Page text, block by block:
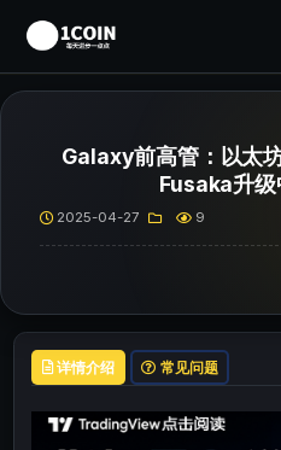
Galaxy前高管：以太
Fusaka升级
2025-04-27 9
详情介绍 常见问题